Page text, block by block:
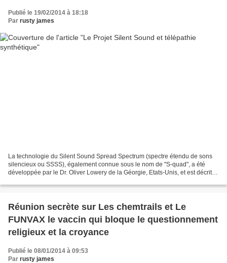
Publié le 19/02/2014 à 18:18
Par rusty james
La technologie du Silent Sound Spread Spectrum (spectre étendu de sons
silencieux ou SSSS), également connue sous le nom de "S-quad", a été
développée par le Dr. Oliver Lowery de la Géorgie, Etats-Unis, et est décrite
Réunion secrète sur Les chemtrails et Le
FUNVAX le vaccin qui bloque le questionnement
religieux et la croyance
Publié le 08/01/2014 à 09:53
Par rusty james